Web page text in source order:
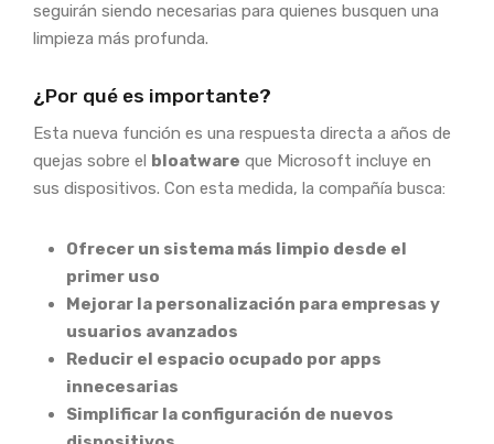
seguirán siendo necesarias para quienes busquen una
limpieza más profunda.
¿Por qué es importante?
Esta nueva función es una respuesta directa a años de
quejas sobre el bloatware que Microsoft incluye en
sus dispositivos. Con esta medida, la compañía busca:
Ofrecer un sistema más limpio desde el
primer uso
Mejorar la personalización para empresas y
usuarios avanzados
Reducir el espacio ocupado por apps
innecesarias
Simplificar la configuración de nuevos